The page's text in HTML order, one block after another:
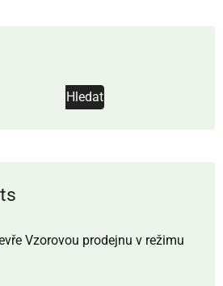
Hledat
Vzorovou prodejnu v režimu